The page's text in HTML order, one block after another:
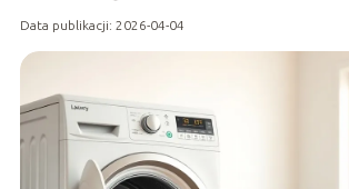
Data publikacji: 2026-04-04